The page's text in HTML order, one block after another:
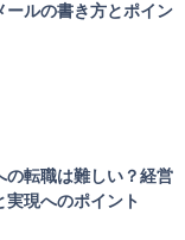
ールの書き方とポイン
の転職は難しい？経営
実現へのポイント